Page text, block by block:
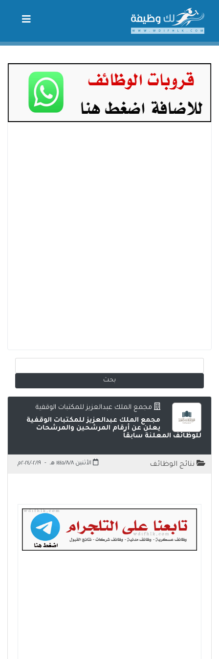
مجمع الملك عبدالعزيز للمكتبات الوقفية
مجمع الملك عبدالعزيز للمكتبات الوقفية
يعلن عن أرقام المرشحين والمرشحات
للوظائف المعلنة سابقاً
نتائج الوظائف الأثنين ١٤٤٥/٨/٨ هـ - ٢٠٢٤/٠٢/١٩م